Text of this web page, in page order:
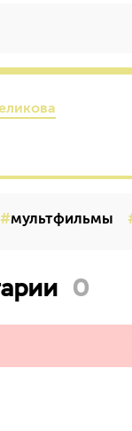
мультфильмы
0